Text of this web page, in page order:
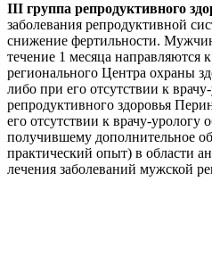
III группа репродуктивного
заболевания репродуктивной
снижение фертильности.
течение 1 месяца направляются
регионального Центра охраны
либо при его отсутствии к
репродуктивного здоровья
его отсутствии к врачу-урологу
получившему дополнительное
практический опыт) в области
лечения заболеваний мужской